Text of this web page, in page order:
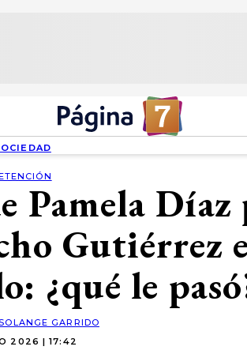
Pamela Díaz
Gutiérrez
¿qué le
GARRIDO
2026 | 17:42